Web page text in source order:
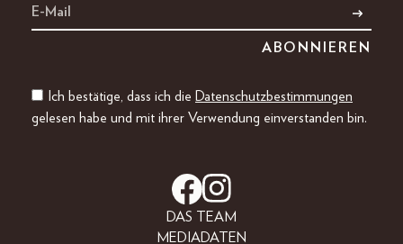
Ich bestätige, dass ich die Datenschutzbestimmungen
gelesen habe und mit ihrer Verwendung einverstanden bin.
DAS TEAM
MEDIADATEN